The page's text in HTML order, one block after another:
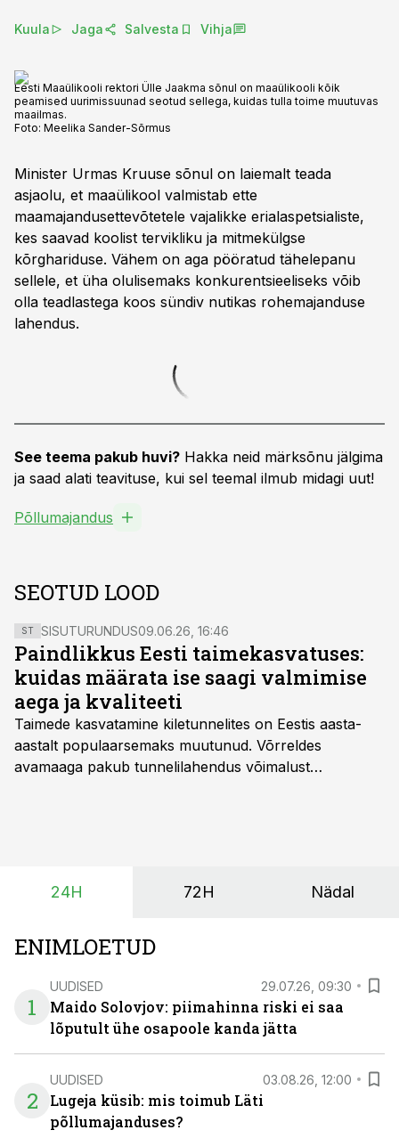
Kuula Jaga Salvesta Vihja
Eesti Maaülikooli rektori Ülle Jaakma sõnul on maaülikooli kõik
peamised uurimissuunad seotud sellega, kuidas tulla toime muutuvas
maailmas.
Foto: Meelika Sander-Sõrmus
Minister Urmas Kruuse sõnul on laiemalt teada
asjaolu, et maaülikool valmistab ette
maamajandusettevõtetele vajalikke erialaspetsialiste,
kes saavad koolist tervikliku ja mitmekülgse
kõrghariduse. Vähem on aga pööratud tähelepanu
sellele, et üha olulisemaks konkurentsieeliseks võib
olla teadlastega koos sündiv nutikas rohemajanduse
lahendus.
See teema pakub huvi? Hakka neid märksõnu jälgima
ja saad alati teavituse, kui sel teemal ilmub midagi uut!
Põllumajandus
SEOTUD LOOD
ST SISUTURUNDUS09.06.26, 16:46
Paindlikkus Eesti taimekasvatuses:
kuidas määrata ise saagi valmimise
aega ja kvaliteeti
Taimede kasvatamine kiletunnelites on Eestis aasta-
aastalt populaarsemaks muutunud. Võrreldes
avamaaga pakub tunnelilahendus võimalust
24H 72H Nädal
ENIMLOETUD
1
UUDISED 29.07.26, 09:30
Maido Solovjov: piimahinna riski ei saa
lõputult ühe osapoole kanda jätta
2
UUDISED 03.08.26, 12:00
Lugeja küsib: mis toimub Läti
põllumajanduses?